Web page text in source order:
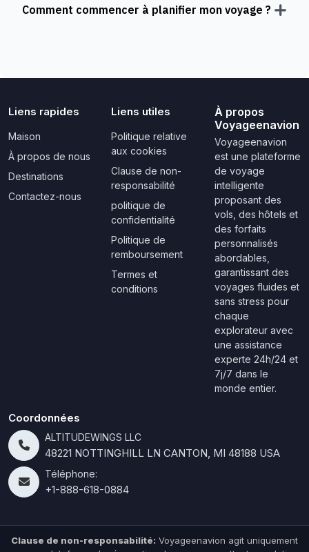
Comment commencer à planifier mon voyage ?
Liens rapides
Maison
À propos de nous
Destinations
Contactez-nous
Liens utiles
Politique relative
aux cookies
Clause de non-
responsabilité
politique de
confidentialité
Politique de
remboursement
Termes et
conditions
À propos
Voyageenavion
Voyageenavion
est une plateforme
de voyage
intelligente
proposant des
vols, des hôtels et
des forfaits
personnalisés
abordables,
garantissant des
voyages fluides et
sans stress pour
chaque
explorateur avec
une assistance
experte 24h/24 et
7j/7 dans le
monde entier.
Coordonnées
ALTITUDEWINGS LLC
48221 NOTTINGHILL LN CANTON, MI 48188 USA
Téléphone:
+1-888-618-0884
Clause de non-responsabilité: Voyageenavion agit uniquement